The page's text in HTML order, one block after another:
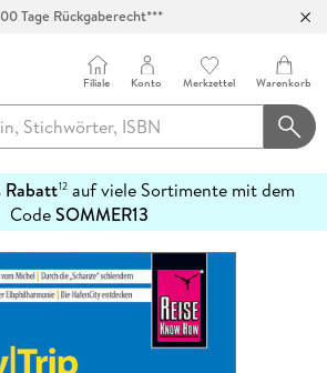
Tage Rückgaberecht***
Filiale Konto Merkzettel Warenkorb
Rabatt12auf viele Sortimente mit dem
CodeSOMMER13